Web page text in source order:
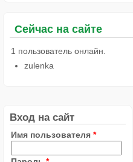
Сейчас на сайте
1 пользователь онлайн.
zulenka
Вход на сайт
Имя пользователя *